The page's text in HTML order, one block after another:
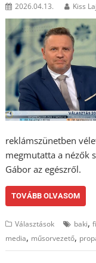
2026.04.13. Kiss
reklámszünetben
megmutatta a nézők
Gábor az egészről.
TOVÁBB OLVASOM
Választások baki,
media, műsorvezető,